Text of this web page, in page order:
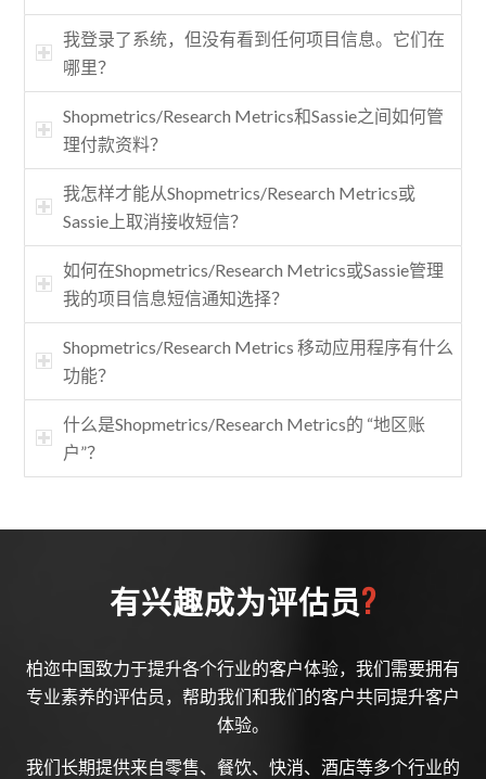
我登录了系统，但没有看到任何项目信息。它们在
哪里？
Shopmetrics/Research Metrics和Sassie之间如何管
理付款资料？
我怎样才能从Shopmetrics/Research Metrics或
Sassie上取消接收短信？
如何在Shopmetrics/Research Metrics或Sassie管理
我的项目信息短信通知选择？
Shopmetrics/Research Metrics 移动应用程序有什么
功能？
什么是Shopmetrics/Research Metrics的 “地区账
户”？
有兴趣成为评估员?
柏迩中国致力于提升各个行业的客户体验，我们需要拥有
专业素养的评估员，帮助我们和我们的客户共同提升客户
体验。
我们长期提供来自零售、餐饮、快消、酒店等多个行业的